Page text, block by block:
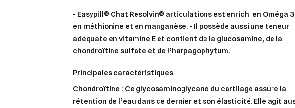
- Easypill® Chat Resolvin® articulations est enrichi en Oméga 3,
en méthionine et en manganèse. - Il possède aussi une teneur
adéquate en vitamine E et contient de la glucosamine, de la
chondroïtine sulfate et de l’harpagophytum.
principales caractéristiques
Chondroïtine : Ce glycosaminoglycane du cartilage assure la
rétention de l’eau dans ce dernier et son élasticité. Elle agit